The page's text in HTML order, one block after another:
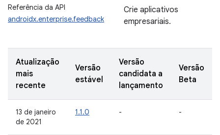
Referência da API
androidx.enterprise.feedback
Crie aplicativos
empresariais.
Atualização
mais
recente
Versão
estável
Versão
candidata a
lançamento
Versão
Beta
13 de janeiro
de 2021
1.1.0 - -